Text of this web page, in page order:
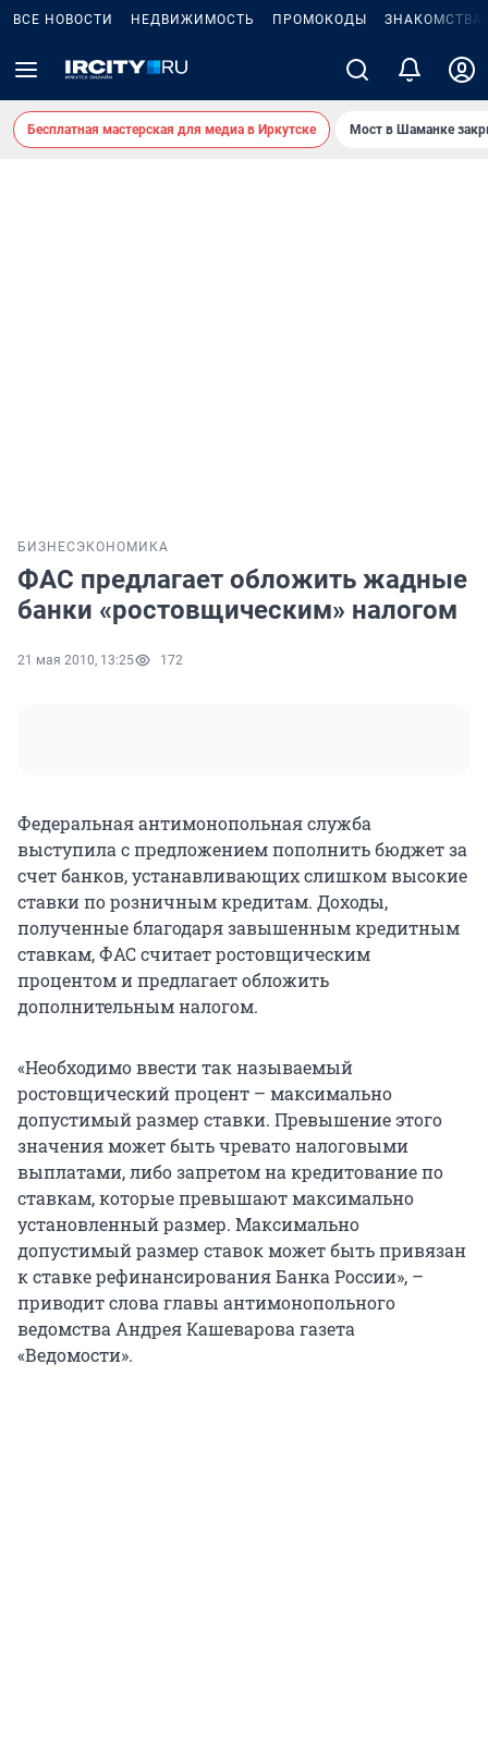
ВСЕ НОВОСТИ НЕДВИЖИМОСТЬ ПРОМОКОДЫ ЗНАКОМСТВА
Бесплатная мастерская для медиа в Иркутске Мост в Шаманке
БИЗНЕС ЭКОНОМИКА
ФАС предлагает обложить жадные
банки «ростовщическим» налогом
21 мая 2010, 13:25 172
Федеральная антимонопольная служба
выступила с предложением пополнить бюджет за
счет банков, устанавливающих слишком высокие
ставки по розничным кредитам. Доходы,
полученные благодаря завышенным кредитным
ставкам, ФАС считает ростовщическим
процентом и предлагает обложить
дополнительным налогом.
«Необходимо ввести так называемый
ростовщический процент – максимально
допустимый размер ставки. Превышение этого
значения может быть чревато налоговыми
выплатами, либо запретом на кредитование по
ставкам, которые превышают максимально
установленный размер. Максимально
допустимый размер ставок может быть привязан
к ставке рефинансирования Банка России», –
приводит слова главы антимонопольного
ведомства Андрея Кашеварова газета
«Ведомости».